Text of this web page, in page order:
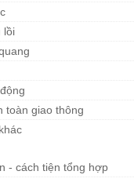
lồi
toàn giao thông
- cách tiện tổng hợp